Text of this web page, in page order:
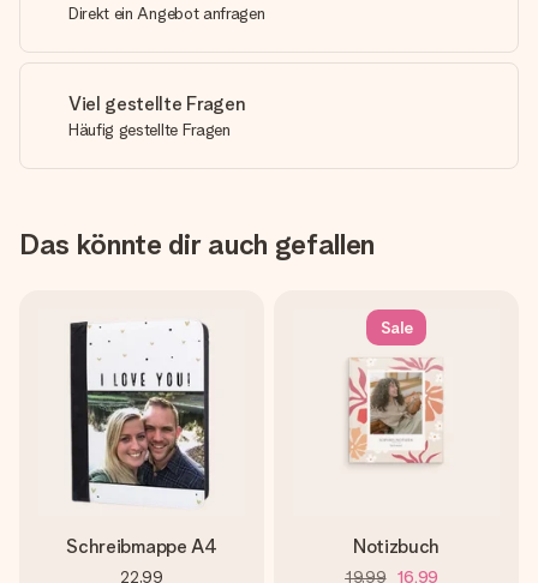
Direkt ein Angebot anfragen
Viel gestellte Fragen
Häufig gestellte Fragen
Das könnte dir auch gefallen
Schreibmappe A4
22,99
Sale
Notizbuch
19,99 16,99